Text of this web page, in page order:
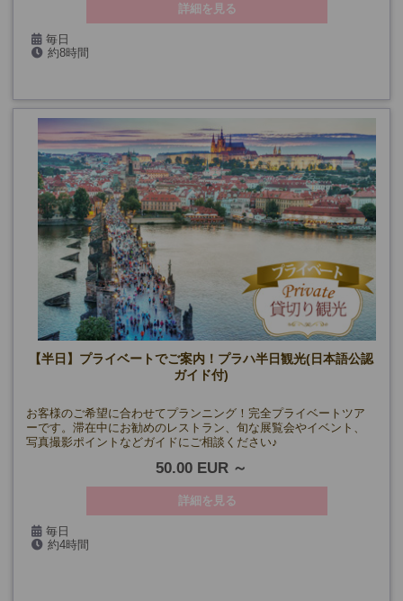
詳細を見る
毎日
約8時間
【半日】プライベートでご案内！プラハ半日観光(日本語公認
ガイド付)
お客様のご希望に合わせてプランニング！完全プライベートツア
ーです。滞在中にお勧めのレストラン、旬な展覧会やイベント、
写真撮影ポイントなどガイドにご相談ください♪
50.00 EUR
詳細を見る
毎日
約4時間